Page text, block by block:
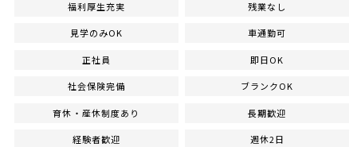
福利厚生充実 残業なし
見学のみOK 車通勤可
正社員 即日OK
社会保険完備 ブランクOK
育休・産休制度あり 長期歓迎
経験者歓迎 週休2日